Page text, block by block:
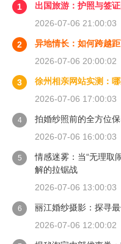
1
出国旅游：护照与签
2026-07-06 21:00:03
2
异地情长：如何跨越
2026-07-06 20:00:02
3
徐州相亲网站实测：
2026-07-06 17:00:03
4
拍婚纱照前的全方位
2026-07-06 16:00:03
5
情感迷雾：当“无理取
解的拉锯战
2026-07-06 13:00:03
6
丽江婚纱摄影：探寻
2026-07-06 12:00:02